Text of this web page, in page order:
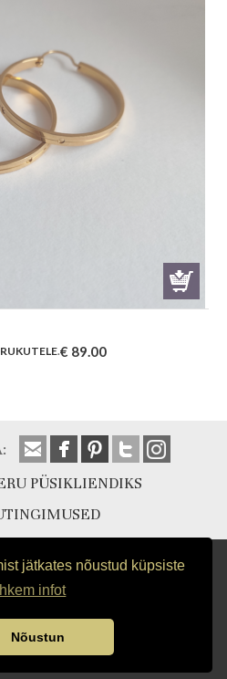
jätkates nõustud küpsiste
infot
Nõustun
.€ 89.00
PÜSIKLIENDIKS